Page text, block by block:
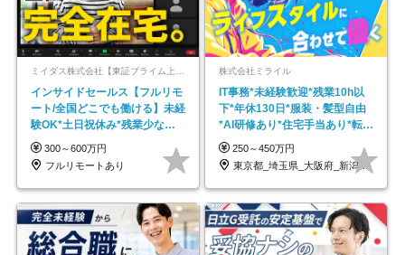
インサイドセールス【フルリモ
ート/全国どこでも働ける】未経
験OK*土日祝休み*残業少なめ*
在宅勤務手当あり
300～600万円
フルリモートあり
株式会社ミライル
IT事務*未経験歓迎*残業10h以
下*年休130日*服装・髪型自由
*AI研修あり*住宅手当あり*転勤
なし
250～450万円
東京都_埼玉県_大阪府_新潟県_福岡県